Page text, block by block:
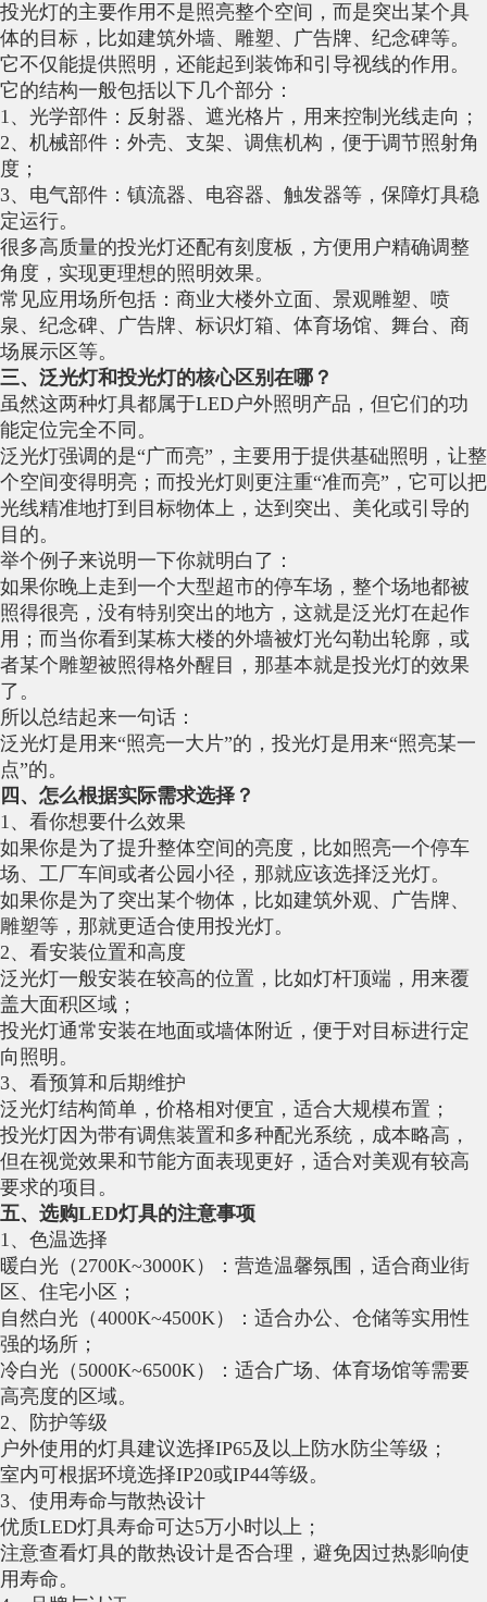
投光灯的主要作用不是照亮整个空间，而是突出某个具
体的目标，比如建筑外墙、雕塑、广告牌、纪念碑等。
它不仅能提供照明，还能起到装饰和引导视线的作用。
它的结构一般包括以下几个部分：
1、光学部件：反射器、遮光格片，用来控制光线走向；
2、机械部件：外壳、支架、调焦机构，便于调节照射角
度；
3、电气部件：镇流器、电容器、触发器等，保障灯具稳
定运行。
很多高质量的投光灯还配有刻度板，方便用户精确调整
角度，实现更理想的照明效果。
常见应用场所包括：商业大楼外立面、景观雕塑、喷
泉、纪念碑、广告牌、标识灯箱、体育场馆、舞台、商
场展示区等。
三、泛光灯和投光灯的核心区别在哪？
虽然这两种灯具都属于LED户外照明产品，但它们的功
能定位完全不同。
泛光灯强调的是“广而亮”，主要用于提供基础照明，让整
个空间变得明亮；而投光灯则更注重“准而亮”，它可以把
光线精准地打到目标物体上，达到突出、美化或引导的
目的。
举个例子来说明一下你就明白了：
如果你晚上走到一个大型超市的停车场，整个场地都被
照得很亮，没有特别突出的地方，这就是泛光灯在起作
用；而当你看到某栋大楼的外墙被灯光勾勒出轮廓，或
者某个雕塑被照得格外醒目，那基本就是投光灯的效果
了。
所以总结起来一句话：
泛光灯是用来“照亮一大片”的，投光灯是用来“照亮某一
点”的。
四、怎么根据实际需求选择？
1、看你想要什么效果
如果你是为了提升整体空间的亮度，比如照亮一个停车
场、工厂车间或者公园小径，那就应该选择泛光灯。
如果你是为了突出某个物体，比如建筑外观、广告牌、
雕塑等，那就更适合使用投光灯。
2、看安装位置和高度
泛光灯一般安装在较高的位置，比如灯杆顶端，用来覆
盖大面积区域；
投光灯通常安装在地面或墙体附近，便于对目标进行定
向照明。
3、看预算和后期维护
泛光灯结构简单，价格相对便宜，适合大规模布置；
投光灯因为带有调焦装置和多种配光系统，成本略高，
但在视觉效果和节能方面表现更好，适合对美观有较高
要求的项目。
五、选购LED灯具的注意事项
1、色温选择
暖白光（2700K~3000K）：营造温馨氛围，适合商业街
区、住宅小区；
自然白光（4000K~4500K）：适合办公、仓储等实用性
强的场所；
冷白光（5000K~6500K）：适合广场、体育场馆等需要
高亮度的区域。
2、防护等级
户外使用的灯具建议选择IP65及以上防水防尘等级；
室内可根据环境选择IP20或IP44等级。
3、使用寿命与散热设计
优质LED灯具寿命可达5万小时以上；
注意查看灯具的散热设计是否合理，避免因过热影响使
用寿命。